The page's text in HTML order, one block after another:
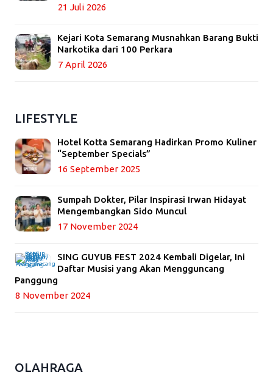
21 Juli 2026
Kejari Kota Semarang Musnahkan Barang Bukti
Narkotika dari 100 Perkara
7 April 2026
LIFESTYLE
Hotel Kotta Semarang Hadirkan Promo Kuliner
“September Specials”
16 September 2025
Sumpah Dokter, Pilar Inspirasi Irwan Hidayat
Mengembangkan Sido Muncul
17 November 2024
SING GUYUB FEST 2024 Kembali Digelar, Ini
Daftar Musisi yang Akan Mengguncang
Panggung
8 November 2024
OLAHRAGA